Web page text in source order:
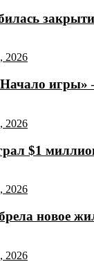
2026
игры» —
2026
$1
2026
новое
2026